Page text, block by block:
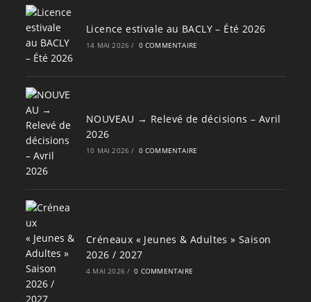
Licence estivale au BACLY – Été 2026
14 MAI 2026 / 0 COMMENTAIRE
NOUVEAU → Relevé de décisions – Avril
2026
10 MAI 2026 / 0 COMMENTAIRE
Créneaux « Jeunes & Adultes » Saison
2026 / 2027
4 MAI 2026 / 0 COMMENTAIRE